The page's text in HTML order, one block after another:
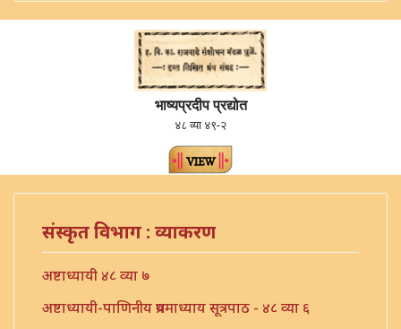
भाष्यप्रदीप प्रद्योत
४८ व्या ४९-२
संस्कृत विभाग : व्याकरण
अष्टाध्यायी ४८ व्या ७
अष्टाध्यायी-पाणिनीय प्रथमाध्याय सूत्रपाठ - ४८ व्या ६